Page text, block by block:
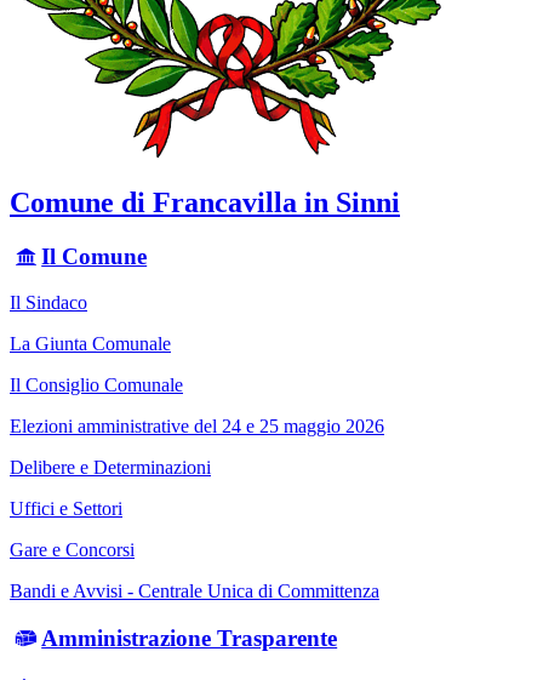
Comune di Francavilla in Sinni
Il Comune
Il Sindaco
La Giunta Comunale
Il Consiglio Comunale
Elezioni amministrative del 24 e 25 maggio 2026
Delibere e Determinazioni
Uffici e Settori
Gare e Concorsi
Bandi e Avvisi - Centrale Unica di Committenza
Amministrazione Trasparente